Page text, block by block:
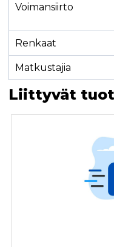
Voimansiirto
Renkaat
Matkustajia
Liittyvät